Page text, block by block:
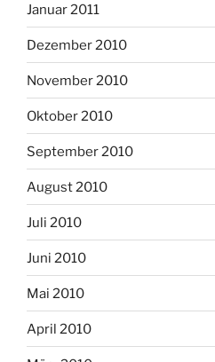
Januar 2011
Dezember 2010
November 2010
Oktober 2010
September 2010
August 2010
Juli 2010
Juni 2010
Mai 2010
April 2010